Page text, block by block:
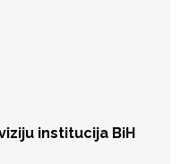
institucija BiH